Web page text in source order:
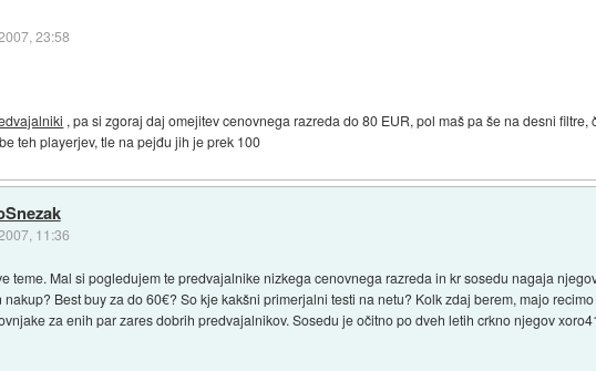
23:58
, pa si zgoraj daj omejitev cenovnega razreda do 80 EUR, pol maš pa še na desni
teh playerjev, tle na pejđu jih je prek 100
11:36
teme. Mal si pogledujem te predvajalnike nizkega cenovnega razreda in kr sosedu nagaja
Best buy za do 60€? So kje kakšni primerjalni testi na netu? Kolk zdaj berem, majo
za enih par zares dobrih predvajalnikov. Sosedu je očitno po dveh letih crkno njegov